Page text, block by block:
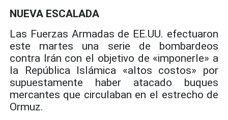
NUEVA ESCALADA
Las Fuerzas Armadas de EE.UU. efectuaron
este martes una serie de bombardeos
contra Irán con el objetivo de «imponerle» a
la República Islámica «altos costos» por
supuestamente haber atacado buques
mercantes que circulaban en el estrecho de
Ormuz.